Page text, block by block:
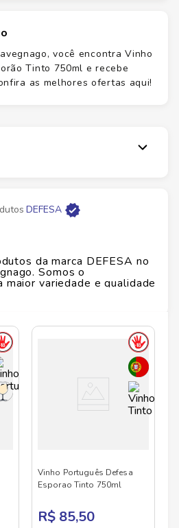
você encontra Vinho
Tinto 750ml e recebe
as melhores ofertas aqui!
DEFESA
da marca DEFESA no
Somos o
maior variedade e qualidade
, confira abaixo:
Vinho Português Defesa
Esporao Tinto 750ml
R$ 85,50